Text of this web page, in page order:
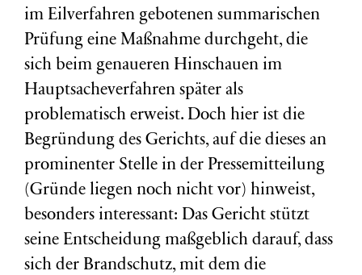
im Eilverfahren gebotenen summarischen
Prüfung eine Maßnahme durchgeht, die
sich beim genaueren Hinschauen im
Hauptsacheverfahren später als
problematisch erweist. Doch hier ist die
Begründung des Gerichts, auf die dieses an
prominenter Stelle in der Pressemitteilung
(Gründe liegen noch nicht vor) hinweist,
besonders interessant: Das Gericht stützt
seine Entscheidung maßgeblich darauf, dass
sich der Brandschutz, mit dem die